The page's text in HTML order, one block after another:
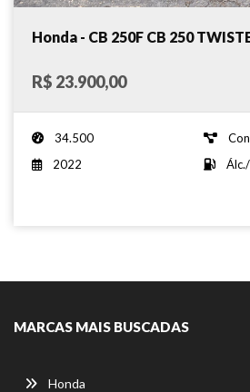
Honda - CB 250F CB 250
R$ 23.900,00
34.500
2022
MARCAS MAIS BUSCADAS
Honda